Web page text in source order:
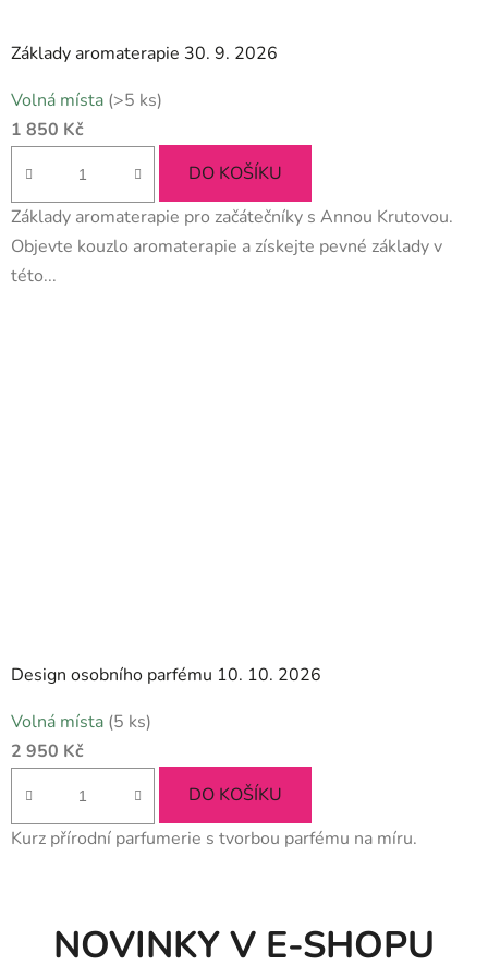
Základy aromaterapie 30. 9. 2026
hodnocení
produktu
5,0
z
5
hvězdiček.
Volná místa (>5 ks)
1 850 Kč
DO KOŠÍKU
Základy aromaterapie pro začátečníky s Annou Krutovou.
Objevte kouzlo aromaterapie a získejte pevné základy v
této...
Design osobního parfému 10. 10. 2026
hodnocení
produktu
5,0
z
Volná místa (5 ks)
2 950 Kč
DO KOŠÍKU
Kurz přírodní parfumerie s tvorbou parfému na míru.
NOVINKY V E-SHOPU